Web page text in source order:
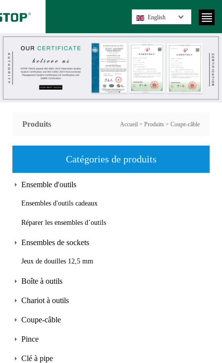
English
Produits Accueil > Produits > Coupe-câble
Catégories de produits
Ensemble d'outils
Ensembles d'outils cadeaux
Réparer les ensembles d’outils
Ensembles de sockets
Jeux de douilles 12,5 mm
Boîte à outils
Chariot à outils
Coupe-câble
Pince
Clé à pipe